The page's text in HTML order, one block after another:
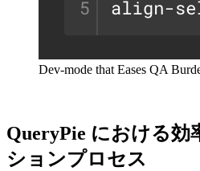
Dev-mode that Eases QA
QueryPie における効
ションプロセス